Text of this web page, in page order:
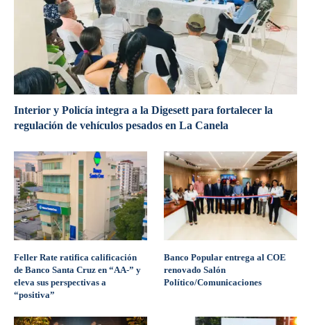
Interior y Policía integra a la Digesett para fortalecer la
regulación de vehículos pesados en La Canela
Feller Rate ratifica calificación
de Banco Santa Cruz en “AA-” y
eleva sus perspectivas a
“positiva”
Banco Popular entrega al COE
renovado Salón
Político/Comunicaciones